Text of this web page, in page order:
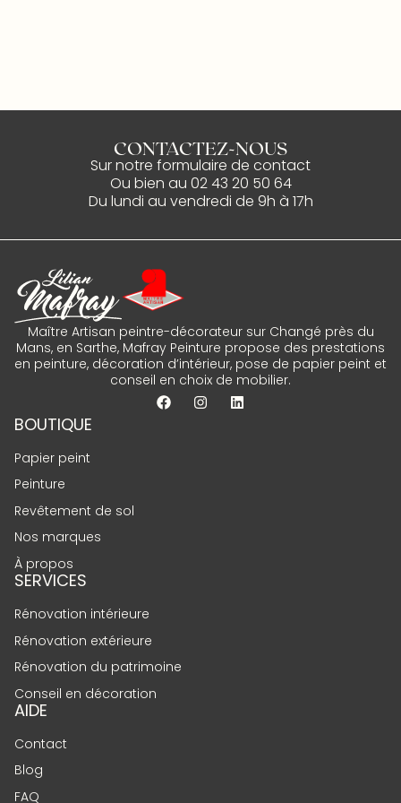
CONTACTEZ-NOUS
Sur notre formulaire de contact
Ou bien au 02 43 20 50 64
Du lundi au vendredi de 9h à 17h
Maître Artisan peintre-décorateur sur Changé près du
Mans, en Sarthe, Mafray Peinture propose des prestations
en peinture, décoration d’intérieur, pose de papier peint et
conseil en choix de mobilier.
BOUTIQUE
Papier peint
Peinture
Revêtement de sol
Nos marques
À propos
SERVICES
Rénovation intérieure
Rénovation extérieure
Rénovation du patrimoine
Conseil en décoration
AIDE
Contact
Blog
FAQ